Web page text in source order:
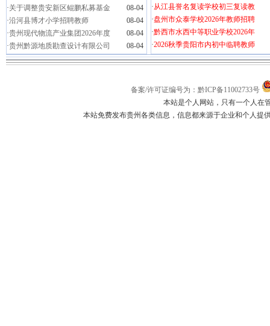
·关于调整贵安新区鲲鹏私募基金
08-04
·沿河县博才小学招聘教师
08-04
·贵州现代物流产业集团2026年度
08-04
·贵州黔源地质勘查设计有限公司 08-04
·从江县誉名复读学校初三复读教
·盘州市众泰学校2026年教师招聘
·黔西市水西中等职业学校2026年
·2026秋季贵阳市内初中临聘教师
备案/许可证编号为：黔ICP备11002733号
本站是个人网站，只有一个人在
本站免费发布贵州各类信息，信息都来源于企业和个人提